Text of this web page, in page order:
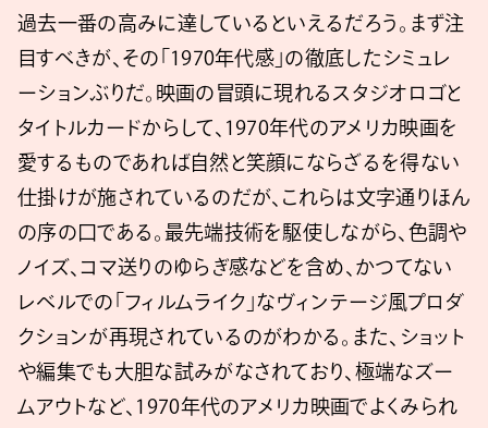
過去一番の高みに達しているといえるだろう。まず注
目すべきが、その「1970年代感」の徹底したシミュレ
ーションぶりだ。映画の冒頭に現れるスタジオロゴと
タイトルカードからして、1970年代のアメリカ映画を
愛するものであれば自然と笑顔にならざるを得ない
仕掛けが施されているのだが、これらは文字通りほん
の序の口である。最先端技術を駆使しながら、色調や
ノイズ、コマ送りのゆらぎ感などを含め、かつてない
レベルでの「フィルムライク」なヴィンテージ風プロダ
クションが再現されているのがわかる。また、ショット
や編集でも大胆な試みがなされており、極端なズー
ムアウトなど、1970年代のアメリカ映画でよくみられ